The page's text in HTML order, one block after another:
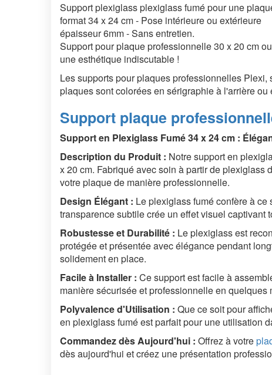
Support plexiglass plexiglass fumépour une
format 34 x 24 cm - Pose intérieure ou extérieure
épaisseur 6mm -Sans entretien.
Support pour plaque professionnelle 30 x 20 cm
une esthétique indiscutable !
Les supports pour plaques professionnelles
plaques sont colorées en sérigraphie à l'arrière ou
Support plaque
Support en Plexiglass Fumé 34 x 24 cm :
Description du Produit : Notre support en
x 20 cm. Fabriqué avec soin à partir de plexiglass
votre plaque de manière professionnelle.
Design Élégant : Le plexiglass fumé confère à
transparence subtile crée un effet visuel
Robustesse et Durabilité : Le plexiglass est
protégée et présentée avec élégance pendant
solidement en place.
Facile à Installer : Ce support est facile à
manière sécurisée et professionnelle en quelques
Polyvalence d'Utilisation : Que ce soit pour
en plexiglass fumé est parfait pour une utilisation
Commandez dès Aujourd'hui : Offrez à votre
dès aujourd'hui et créez une présentation